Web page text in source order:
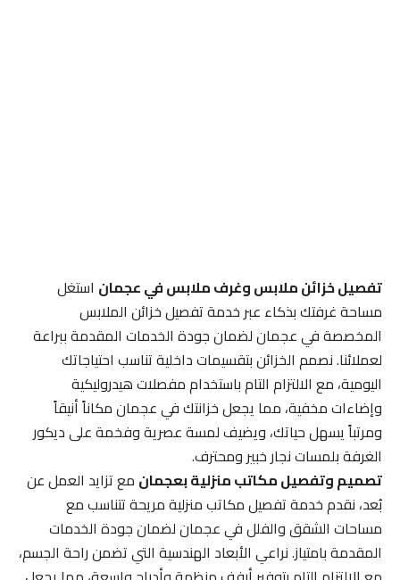
تفصيل خزائن ملابس وغرف ملابس في عجماناستغل
مساحة غرفتك بذكاء عبر خدمة تفصيل خزائن الملابس
المخصصة في عجمان لضمان جودة الخدمات المقدمة ببراعة
لعملائنا. نصمم الخزائن بتقسيمات داخلية تناسب احتياجاتك
اليومية، مع الالتزام التام باستخدام مفصلات هيدروليكية
وإضاءات مخفية، مما يجعل خزانتك في عجمان مكاناً أنيقاً
ومرتباً يسهل حياتك، ويضيف لمسة عصرية وفخمة على ديكور
الغرفة بلمسات نجار خبير ومحترف.
تصميم وتفصيل مكاتب منزلية بعجمانمع تزايد العمل عن
بُعد، نقدم خدمة تفصيل مكاتب منزلية مريحة تتناسب مع
مساحات الشقق والفلل في عجمان لضمان جودة الخدمات
المقدمة بامتياز. نراعي الأبعاد الهندسية التي تضمن راحة الجسم،